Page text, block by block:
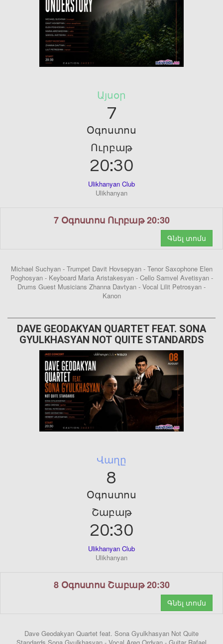
Այսօր
7
Օգոստոս
Ուրբաթ
20:30
Ulikhanyan Club
Ulikhanyan
7 Օգոստոս Ուրբաթ 20:30
Գնել տոմս
Michael Suchyan - Trumpet Davit Hovsepyan - Tenor Saxophone Elen
Poghosyan - Keyboard Maria Aristakesyan - Cello Samvel Avetisyan -
Drums Guest Musicians Zhanna Davtyan - Vocal Lilit Petrosyan -
Kanon
DAVE GEODAKYAN QUARTET FEAT. SONA
GYULKHASYAN NOT QUITE STANDARDS
Վաղը
8
Օգոստոս
Շաբաթ
20:30
Ulikhanyan Club
Ulikhanyan
8 Օգոստոս Շաբաթ 20:30
Գնել տոմս
Dave Geodakyan Quartet feat. Sona Gyulkhasyan Not Quite